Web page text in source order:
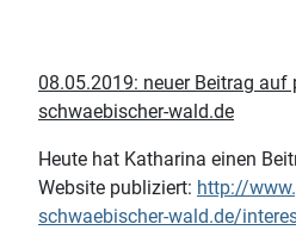
08.05.2019: neuer Beitrag auf
schwaebischer-wald.de
Heute hat Katharina einen
Website publiziert: http://
schwaebischer-wald.de/